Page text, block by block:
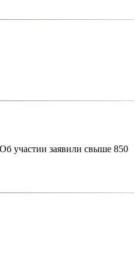
участии заявили свыше 850